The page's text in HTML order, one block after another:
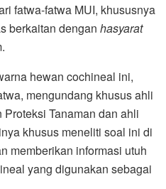
fatwa-fatwa MUI, khususnya
berkaitan dengan hasyarat
hewan cochineal ini,
mengundang khusus ahli
Tanaman dan ahli
khusus meneliti soal ini di
memberikan informasi utuh
yang digunakan sebagai